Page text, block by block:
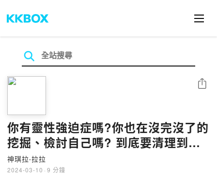
你有靈性強迫症嗎?你也在沒完沒了的
挖掘、檢討自己嗎? 到底要清理到什
麼時候呢?
神琪拉‧拉拉
2024-03-10 · 9 分鐘
分享